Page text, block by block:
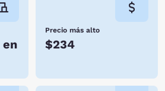
Precio más alto
$234